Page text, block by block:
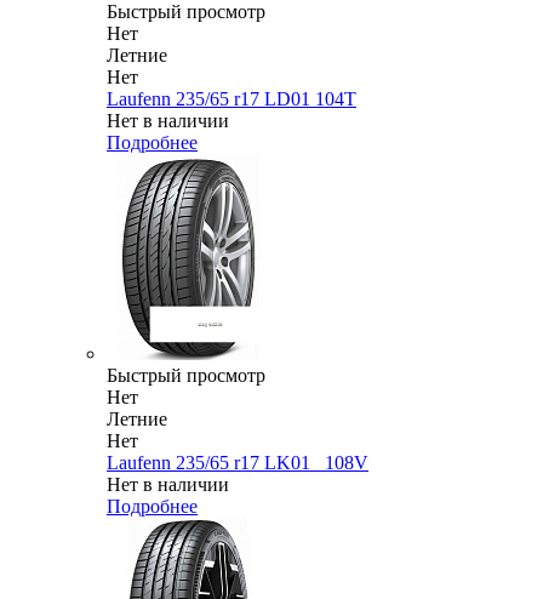
Быстрый просмотр
Нет
Летние
Нет
Laufenn 235/65 r17 LD01 104T
Нет в наличии
Подробнее
Быстрый просмотр
Нет
Летние
Нет
Laufenn 235/65 r17 LK01_ 108V
Нет в наличии
Подробнее